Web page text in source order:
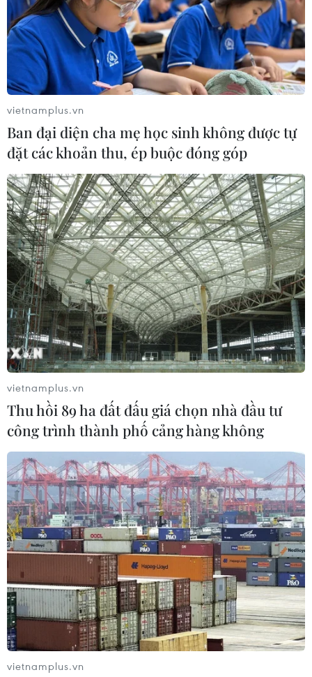
vietnamplus.vn
Ban đại diện cha mẹ học sinh không được tự
đặt các khoản thu, ép buộc đóng góp
vietnamplus.vn
Thu hồi 89 ha đất đấu giá chọn nhà đầu tư
công trình thành phố cảng hàng không
vietnamplus.vn